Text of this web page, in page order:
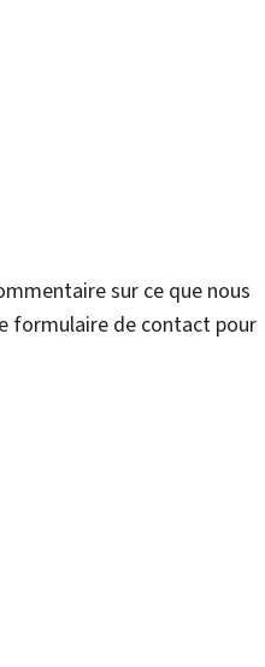
sur ce que nous
formulaire de contact pour